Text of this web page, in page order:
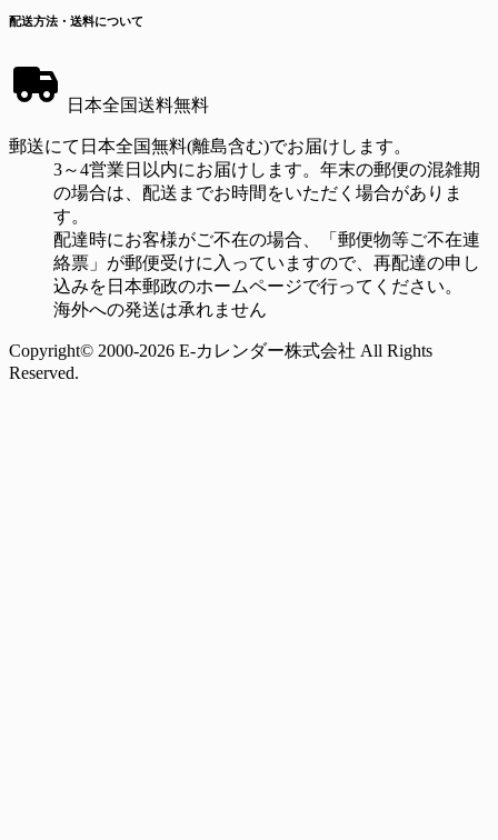
配送方法・送料について
日本全国送料無料
郵送にて日本全国無料(離島含む)でお届けします。
3～4営業日以内にお届けします。年末の郵便の混雑期
の場合は、配送までお時間をいただく場合がありま
す。
配達時にお客様がご不在の場合、「郵便物等ご不在連
絡票」が郵便受けに入っていますので、再配達の申し
込みを日本郵政のホームページで行ってください。
海外への発送は承れません
Copyright© 2000-2026 E-カレンダー株式会社 All Rights
Reserved.